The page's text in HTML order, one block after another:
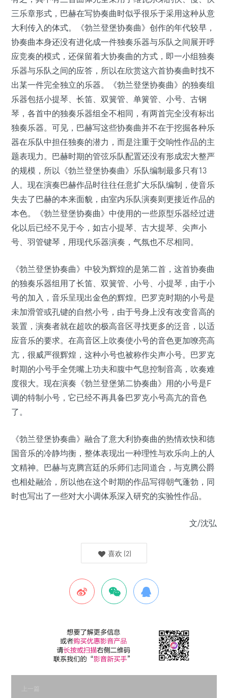
三乐章形式，巴赫在写协奏曲时似乎很乐于采用这种从意
大利传入的体式。《勃兰登堡协奏曲》创作的年代较早，
协奏曲本身还没有进化成一件独奏乐器与乐队之间展开呼
应竞奏的模式，还保留着大协奏曲的方式，即一小组独奏
乐器与乐队之间的应答，所以在欣赏这六首协奏曲时找不
出某一件完全独立的乐器。《勃兰登堡协奏曲》的独奏组
乐器包括小提琴、长笛、双簧管、单簧管、小号、古钢
琴，各首中的独奏乐器组全不相同，有两首完全没有标出
独奏乐器。可见，巴赫写这些协奏曲并不在于挖掘各种乐
器在乐队中担任独奏的潜力，而是注重于交响性作品的主
题表现力。巴赫时期的管弦乐队配置还没有形成宏大整严
的规模，所以《勃兰登堡协奏曲》乐队编制最多只有13
人。现在演奏巴赫作品时往往任意扩大乐队编制，使音乐
失去了巴赫的本来面貌，由室内乐队演奏则更接近作品的
本色。《勃兰登堡协奏曲》中使用的一些原型乐器经过进
化以后已经不见于今，如古小提琴、古大提琴、尖声小
号、羽管键琴，用现代乐器演奏，气氛也不尽相同。
《勃兰登堡协奏曲》中较为辉煌的是第二首，这首协奏曲
的独奏乐器组用了长笛、双簧管、小号、小提琴，由于小
号的加入，音乐呈现出金色的辉煌。巴罗克时期的小号是
未加滑管或孔键的自然小号，由于号身上没有改变音高的
装置，演奏者就在超吹的极高音区寻找更多的泛音，以适
应音乐的要求。在高音区上吹奏使小号的音色更加嘹亮高
亢，很威严很辉煌，这种小号也被称作尖声小号。巴罗克
时期的小号手全凭嘴上功夫和腹中气息控制音高，吹奏难
度很大。现在演奏《勃兰登堡第二协奏曲》用的小号是F
调的特制小号，它已经不再具备巴罗克小号高亢的音色
了。
《勃兰登堡协奏曲》融合了意大利协奏曲的热情欢快和德
国音乐的冷静均衡，整体表现出一种理性与欢乐向上的人
文精神。巴赫与克腾宫廷的乐师们志同道合，与克腾公爵
也相处融洽，所以他在这个时期的作品写得朝气蓬勃，同
时也写出了一些对大小调体系深入研究的实验性作品。
文/沈弘
喜欢 (2)
上一篇